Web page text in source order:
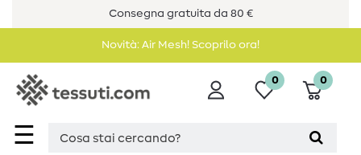
Consegna gratuita da 80 €
Novità: Air Mesh! Scoprilo ora!
☰
0 0